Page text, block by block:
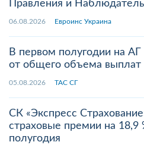
Правления и
06.08.2026 Евроинс Украина
В первом полугодии на
от общего объема выплат
05.08.2026 ТАС СГ
СК «Экспресс
страховые премии на 18,9
полугодия